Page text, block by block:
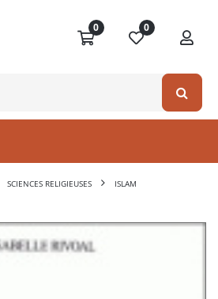
0 0
SCIENCES RELIGIEUSES
ISLAM